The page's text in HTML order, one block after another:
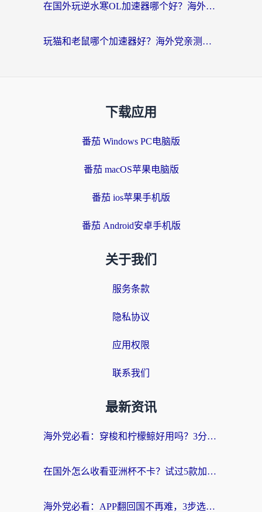
在国外玩逆水寒OL加速器哪个好？海外党亲测避坑指南来了
玩猫和老鼠哪个加速器好？海外党亲测：这款解决延迟卡顿还能多端用
下载应用
番茄 Windows PC电脑版
番茄 macOS苹果电脑版
番茄 ios苹果手机版
番茄 Android安卓手机版
关于我们
服务条款
隐私协议
应用权限
联系我们
最新资讯
海外党必看：穿梭和柠檬鲸好用吗？3分钟教你选对回国加速器
在国外怎么收看亚洲杯不卡？试过5款加速器后，我选了这一个（附避坑指南）
海外党必看：APP翻回国不再难，3步选对加速器实现无缝访问国内资源